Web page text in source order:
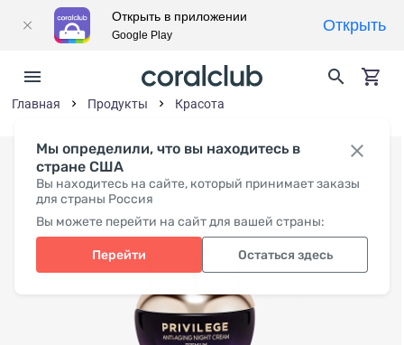
Мы определили, что вы находитесь в
стране США
Вы находитесь на сайте, который принимает заказы
для страны Россия
Вы можете перейти на сайт для вашей страны:
Перейти Остаться здесь
Главная Продукты Красота
Открыть в приложении
Google Play
Открыть